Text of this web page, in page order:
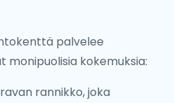
palvelee
monipuolisia kokemuksia:
rannikko, joka